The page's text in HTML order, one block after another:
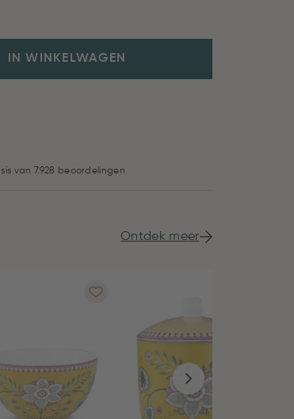
IN WINKELWAGEN
van 7.928 beoordelingen
Ontdek meer